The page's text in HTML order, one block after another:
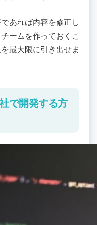
あれば内容を修正し
ームを作っておくこ
最大限に引き出せま
で開発する方